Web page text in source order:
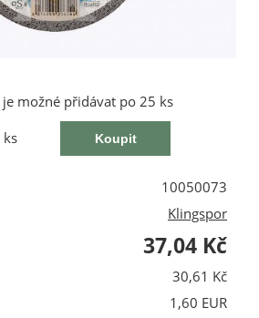
možné přidávat po 25 ks
ks
10050073
Klingspor
37,04 Kč
30,61 Kč
1,60 EUR